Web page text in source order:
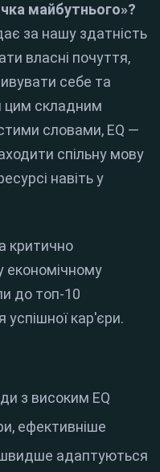
майбутнього»?
за нашу здатність
власні почуття,
себе та
цим складним
словами, EQ —
спільну мову
навіть у
критично
економічному
до топ-10
успішної кар'єри.
з високим EQ
ефективніше
адаптуються